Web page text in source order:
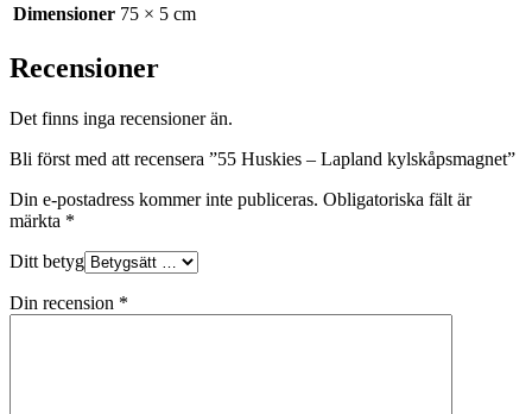
Dimensioner 75 × 5 cm
Recensioner
Det finns inga recensioner än.
Bli först med att recensera ”55 Huskies – Lapland kylskåpsmagnet”
Din e-postadress kommer inte publiceras. Obligatoriska fält är
märkta *
Ditt betyg
Din recension *